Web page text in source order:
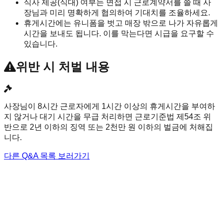
식사 제공(식대) 여부는 면접 시 근로계약서를 쓸 때 사
장님과 미리 명확하게 협의하여 기대치를 조율하세요.
휴게시간에는 유니폼을 벗고 매장 밖으로 나가 자유롭게
시간을 보내도 됩니다. 이를 막는다면 시급을 요구할 수
있습니다.
위반 시 처벌 내용
사장님이 8시간 근로자에게 1시간 이상의 휴게시간을 부여하
지 않거나 대기 시간을 무급 처리하면 근로기준법 제54조 위
반으로 2년 이하의 징역 또는 2천만 원 이하의 벌금에 처해집
니다.
다른 Q&A 목록 보러가기